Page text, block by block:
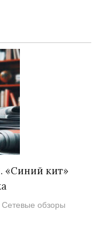
«Синий кит»
Сетевые обзоры